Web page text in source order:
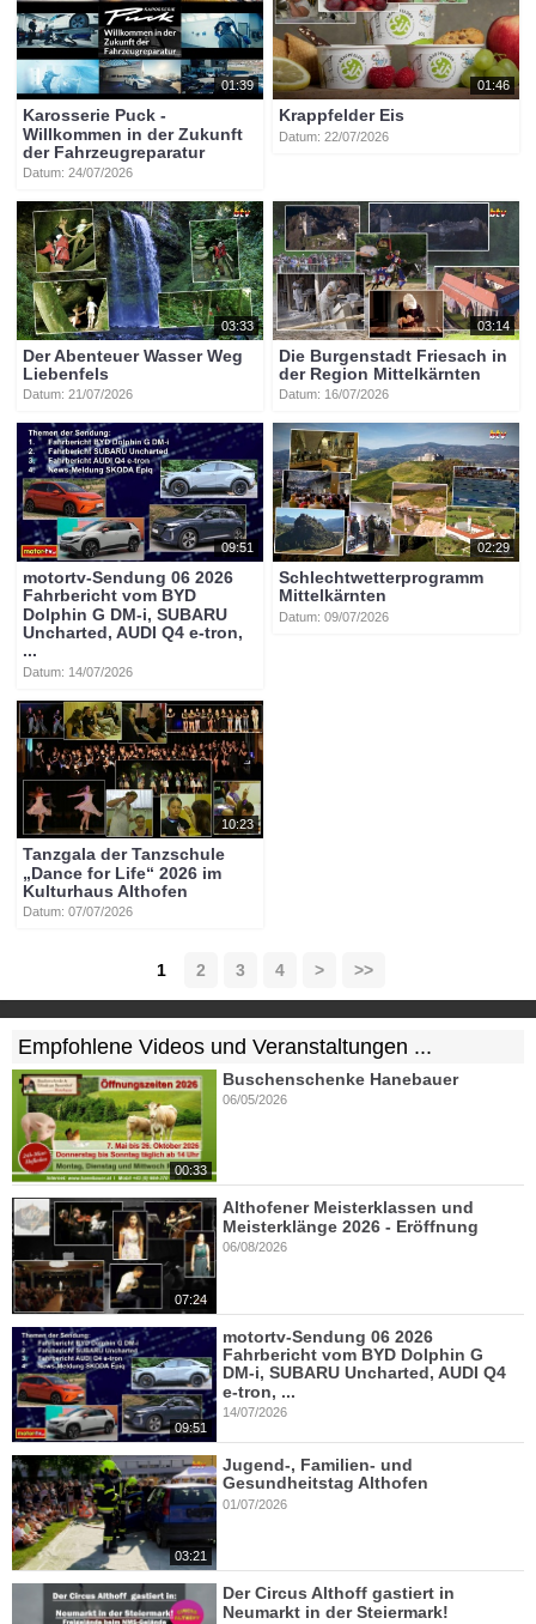
01:39
Karosserie Puck -
Willkommen in der Zukunft
der Fahrzeugreparatur
Datum: 24/07/2026
01:46
Krappfelder Eis
Datum: 22/07/2026
03:33
Der Abenteuer Wasser Weg
Liebenfels
Datum: 21/07/2026
03:14
Die Burgenstadt Friesach in
der Region Mittelkärnten
Datum: 16/07/2026
09:51
motortv-Sendung 06 2026
Fahrbericht vom BYD
Dolphin G DM-i, SUBARU
Uncharted, AUDI Q4 e-tron,
...
Datum: 14/07/2026
02:29
Schlechtwetterprogramm
Mittelkärnten
Datum: 09/07/2026
10:23
Tanzgala der Tanzschule
„Dance for Life“ 2026 im
Kulturhaus Althofen
Datum: 07/07/2026
1 2 3 4 > >>
Empfohlene Videos und Veranstaltungen ...
00:33
Buschenschenke Hanebauer
06/05/2026
07:24
Althofener Meisterklassen und
Meisterklänge 2026 - Eröffnung
06/08/2026
09:51
motortv-Sendung 06 2026
Fahrbericht vom BYD Dolphin G
DM-i, SUBARU Uncharted, AUDI Q4
e-tron, ...
14/07/2026
03:21
Jugend-, Familien- und
Gesundheitstag Althofen
01/07/2026
Der Circus Althoff gastiert in
Neumarkt in der Steiermark!